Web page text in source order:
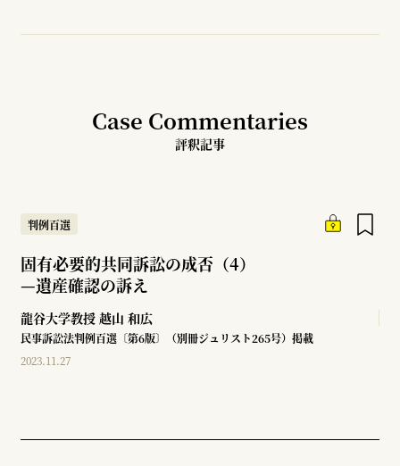
Case Commentaries
評釈記事
判例百選
固有必要的共同訴訟の成否（4）
—遺産確認の訴え
龍谷大学教授 越山 和広
民事訴訟法判例百選〔第6版〕（別冊ジュリスト265号）掲載
2023.11.27